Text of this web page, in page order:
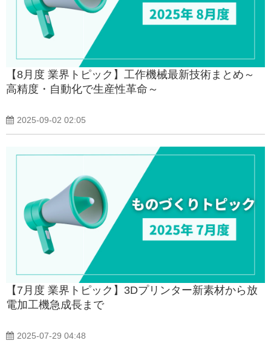
【8月度 業界トピック】工作機械最新技術まとめ～
高精度・自動化で生産性革命～
2025-09-02 02:05
【7月度 業界トピック】3Dプリンター新素材から放
電加工機急成長まで
2025-07-29 04:48